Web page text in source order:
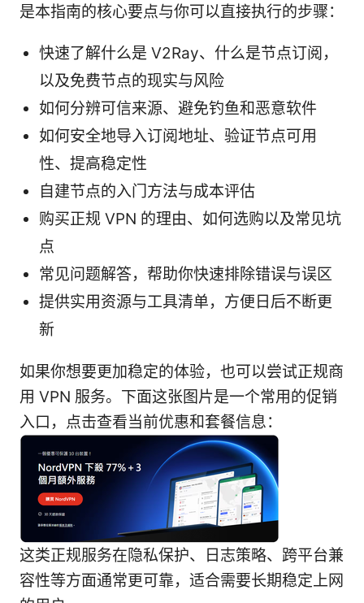
是本指南的核心要点与你可以直接执行的步骤：
快速了解什么是 V2Ray、什么是节点订阅，
以及免费节点的现实与风险
如何分辨可信来源、避免钓鱼和恶意软件
如何安全地导入订阅地址、验证节点可用
性、提高稳定性
自建节点的入门方法与成本评估
购买正规 VPN 的理由、如何选购以及常见坑
点
常见问题解答，帮助你快速排除错误与误区
提供实用资源与工具清单，方便日后不断更
新
如果你想要更加稳定的体验，也可以尝试正规商
用 VPN 服务。下面这张图片是一个常用的促销
入口，点击查看当前优惠和套餐信息：
这类正规服务在隐私保护、日志策略、跨平台兼
容性等方面通常更可靠，适合需要长期稳定上网